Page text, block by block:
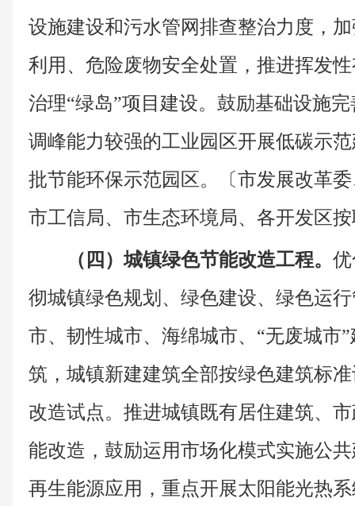
设施建设和污水管网排查整治力度，
利用、危险废物安全处置，推进挥发
治理“绿岛”项目建设。鼓励基础设施
调峰能力较强的工业园区开展低碳示
批节能环保示范园区。〔市发展改革
市工信局、市生态环境局、各开发区
（四）城镇绿色节能改造工程。
彻城镇绿色规划、绿色建设、绿色运
市、韧性城市、海绵城市、“无废城市
筑，城镇新建建筑全部按绿色建筑标
改造试点。推进城镇既有居住建筑、
能改造，鼓励运用市场化模式实施公
再生能源应用，重点开展太阳能光热